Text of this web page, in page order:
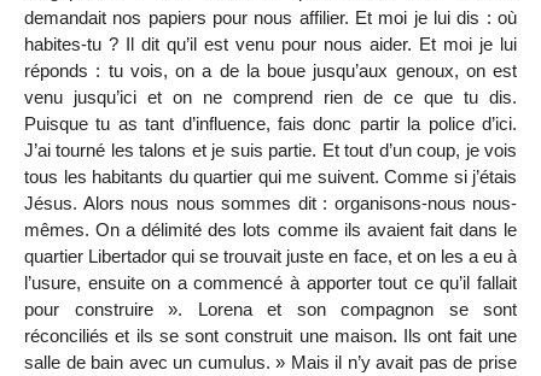
demandait nos papiers pour nous affilier. Et moi je lui dis : où
habites-tu ? Il dit qu’il est venu pour nous aider. Et moi je lui
réponds : tu vois, on a de la boue jusqu’aux genoux, on est
venu jusqu’ici et on ne comprend rien de ce que tu dis.
Puisque tu as tant d’influence, fais donc partir la police d’ici.
J’ai tourné les talons et je suis partie. Et tout d’un coup, je vois
tous les habitants du quartier qui me suivent. Comme si j’étais
Jésus. Alors nous nous sommes dit : organisons-nous nous-
mêmes. On a délimité des lots comme ils avaient fait dans le
quartier Libertador qui se trouvait juste en face, et on les a eu à
l’usure, ensuite on a commencé à apporter tout ce qu’il fallait
pour construire ». Lorena et son compagnon se sont
réconciliés et ils se sont construit une maison. Ils ont fait une
salle de bain avec un cumulus. » Mais il n’y avait pas de prise